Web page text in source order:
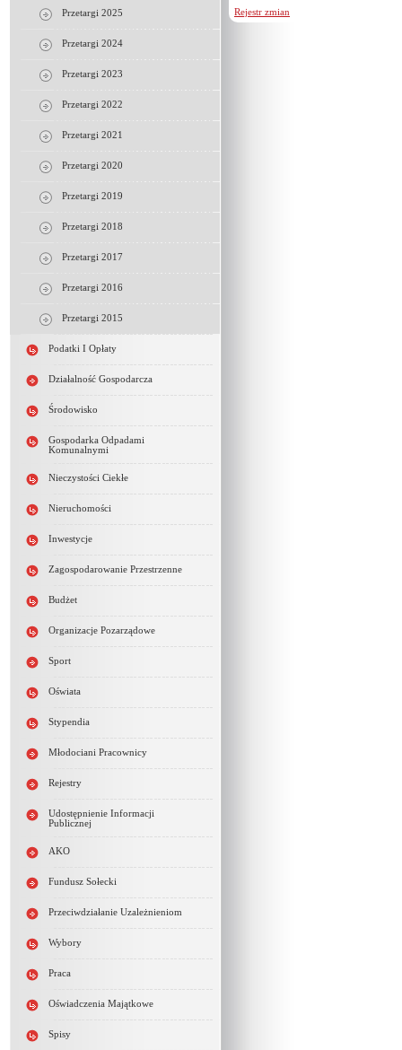
Przetargi 2025
Przetargi 2024
Przetargi 2023
Przetargi 2022
Przetargi 2021
Przetargi 2020
Przetargi 2019
Przetargi 2018
Przetargi 2017
Przetargi 2016
Przetargi 2015
Podatki I Opłaty
Działalność Gospodarcza
Środowisko
Gospodarka Odpadami
Komunalnymi
Nieczystości Ciekłe
Nieruchomości
Inwestycje
Zagospodarowanie Przestrzenne
Budżet
Organizacje Pozarządowe
Sport
Oświata
Stypendia
Młodociani Pracownicy
Rejestry
Udostępnienie Informacji
Publicznej
AKO
Fundusz Sołecki
Przeciwdziałanie Uzależnieniom
Wybory
Praca
Oświadczenia Majątkowe
Spisy
Rejestr zmian